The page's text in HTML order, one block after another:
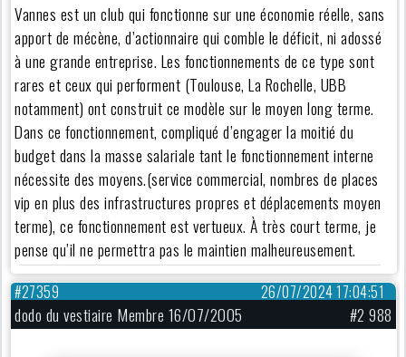
Vannes est un club qui fonctionne sur une économie réelle, sans
apport de mécène, d’actionnaire qui comble le déficit, ni adossé
à une grande entreprise. Les fonctionnements de ce type sont
rares et ceux qui performent (Toulouse, La Rochelle, UBB
notamment) ont construit ce modèle sur le moyen long terme.
Dans ce fonctionnement, compliqué d’engager la moitié du
budget dans la masse salariale tant le fonctionnement interne
nécessite des moyens.(service commercial, nombres de places
vip en plus des infrastructures propres et déplacements moyen
terme), ce fonctionnement est vertueux. À très court terme, je
pense qu’il ne permettra pas le maintien malheureusement.
26/07/2024 17:04:51
#27359
dodo du vestiaire Membre 16/07/2005 #2 988